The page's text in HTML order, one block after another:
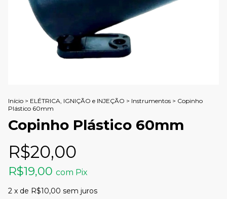
Início > ELÉTRICA, IGNIÇÃO e INJEÇÃO > Instrumentos > Copinho
Plástico 60mm
Copinho Plástico 60mm
R$20,00
R$19,00 com Pix
2 x de R$10,00 sem juros